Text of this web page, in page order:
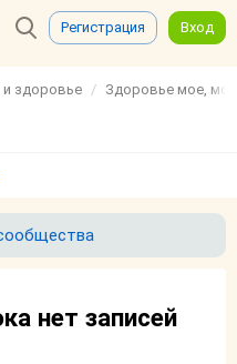
Регистрация Вход
здоровье Здоровье мое,
нет записей